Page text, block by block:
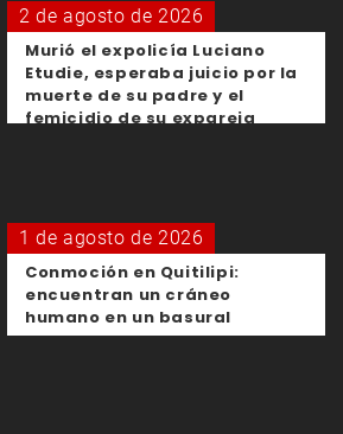
2 de agosto de 2026
Murió el expolicía Luciano
Etudie, esperaba juicio por la
muerte de su padre y el
femicidio de su expareja
1 de agosto de 2026
Conmoción en Quitilipi:
encuentran un cráneo
humano en un basural